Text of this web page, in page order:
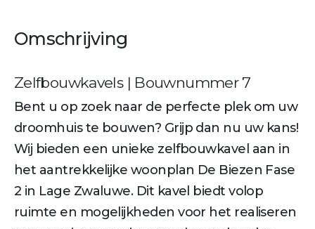
Omschrijving
Zelfbouwkavels | Bouwnummer 7
Bent u op zoek naar de perfecte plek om uw
droomhuis te bouwen? Grijp dan nu uw kans!
Wij bieden een unieke zelfbouwkavel aan in
het aantrekkelijke woonplan De Biezen Fase
2 in Lage Zwaluwe. Dit kavel biedt volop
ruimte en mogelijkheden voor het realiseren